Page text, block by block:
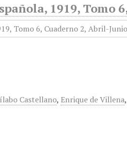
1919, Tomo
Castellano, Enrique de Villena,